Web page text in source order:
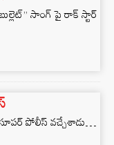
సాంగ్ పై రాక్ స్టార్
పోలీస్ వచ్చేశాడు…